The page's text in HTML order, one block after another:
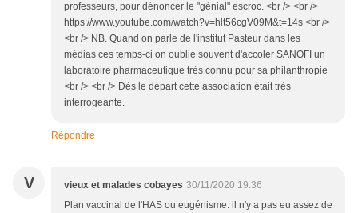
professeurs, pour dénoncer le "génial" escroc. <br /> <br />
https://www.youtube.com/watch?v=hlt56cgV09M&t=14s <br />
<br /> NB. Quand on parle de l'institut Pasteur dans les
médias ces temps-ci on oublie souvent d'accoler SANOFI un
laboratoire pharmaceutique très connu pour sa philanthropie
<br /> <br /> Dès le départ cette association était très
interrogeante.
Répondre
V vieux et malades cobayes 30/11/2020 19:36
Plan vaccinal de l'HAS ou eugénisme: il n'y a pas eu assez de